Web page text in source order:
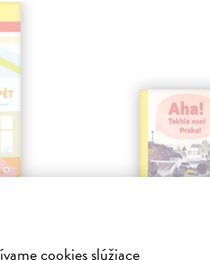
cookies slúžiace
Aha!